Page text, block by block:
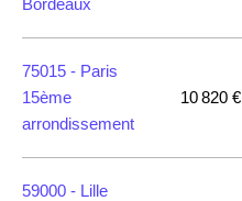
75015 - Paris
15ème
arrondissement
10 820 €
59000 - Lille